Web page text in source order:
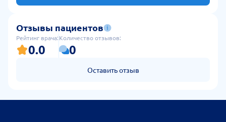
Отзывы пациентов
Рейтинг врача:
0.0
Количество отзывов:
0
Оставить отзыв